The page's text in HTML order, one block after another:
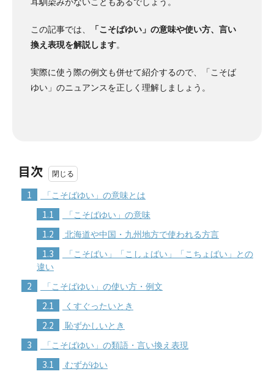
この記事では、
「こそばゆい」の意味や使い方、言い
換え表現を解説します。
実際に使う際の例文も併せて紹介するので、「こそば
ゆい」のニュアンスを正しく理解しましょう。
目次
1 「こそばゆい」の意味とは
1.1 「こそばゆい」の意味
1.2 北海道や中国・九州地方で使われる方言
1.3
「こそばい」「こしょばい」「こちょばい」との
違い
2 「こそばゆい」の使い方・例文
2.1 くすぐったいとき
2.2 恥ずかしいとき
3 「こそばゆい」の類語・言い換え表現
3.1 むずがゆい